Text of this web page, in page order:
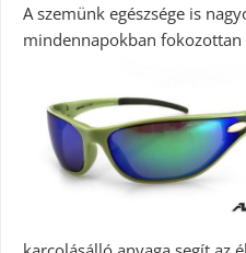
A szemünk egészsége is
mindennapokban